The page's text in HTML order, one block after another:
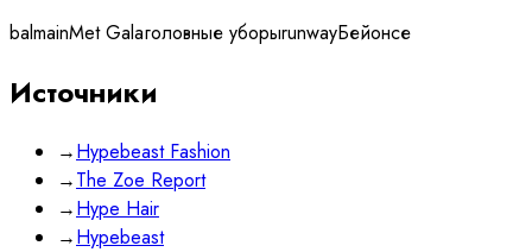
balmainMet Galaголовные уборыrunwayБейонсе
Источники
→Hypebeast Fashion
→The Zoe Report
→Hype Hair
→Hypebeast